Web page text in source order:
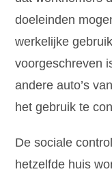
doeleinden
werkelijke
voorgeschreven
andere auto’s
het gebruik te
De sociale
hetzelfde huis